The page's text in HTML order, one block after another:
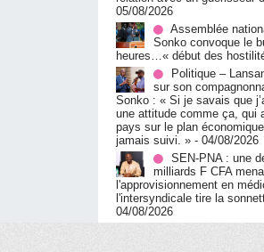
05/08/2026
Assemblée
Sonko convoque le
heures…« début des
Politique –
sur son
Sonko : « Si je savais que
une attitude comme ça, qui
pays sur le plan
jamais suivi. » - 04/08/2026
SEN-PNA : une
milliards F CFA
l'approvisionnement en
l'intersyndicale tire la
04/08/2026